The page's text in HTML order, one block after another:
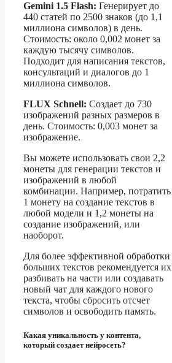
Gemini 1.5 Flash: Генерирует до
440 статей по 2500 знаков (до 1,1
миллиона символов) в день.
Стоимость: около 0,002 монет за
каждую тысячу символов.
Подходит для написания текстов,
консультаций и диалогов до 1
миллиона символов.
FLUX Schnell: Создает до 730
изображений разных размеров в
день. Стоимость: 0,003 монет за
изображение.
Вы можете использовать свои 2,2
монеты для генерации текстов и
изображений в любой
комбинации. Например, потратить
1 монету на создание текстов в
любой модели и 1,2 монеты на
создание изображений, или
наоборот.
Для более эффективной обработки
больших текстов рекомендуется их
разбивать на части или создавать
новый чат для каждого нового
текста, чтобы сбросить отсчет
символов и освободить память.
Какая уникальность у контента,
который создает нейросеть?